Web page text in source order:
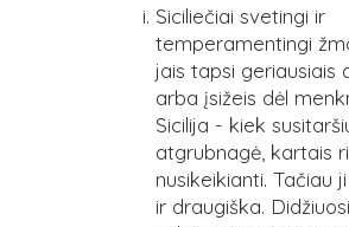
Siciliečiai svetingi ir
temperamentingi
jais tapsi geriausiais
arba įsižeis dėl
Sicilija - kiek
atgrubnagė, kartais
nusikeikianti. Tačiau
ir draugiška.